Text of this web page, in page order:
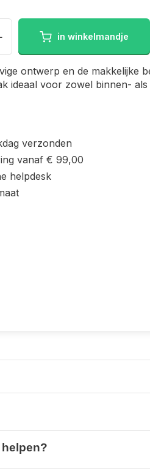
in winkelmandje
ontwerp en de makkelijke
ideaal voor zowel binnen- als
verzonden
vanaf € 99,00
helpdesk